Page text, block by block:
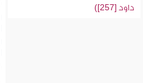
داود [257])